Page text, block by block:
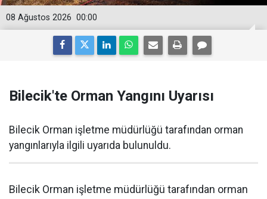
00:00
08 Ağustos 2026
Bilecik'te Orman Yangını Uyarısı
Bilecik Orman işletme müdürlüğü tarafından orman
yangınlarıyla ilgili uyarıda bulunuldu.
Bilecik Orman işletme müdürlüğü tarafından orman